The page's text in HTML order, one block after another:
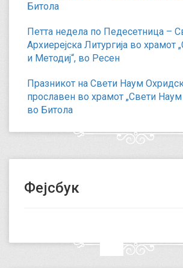
Битола
Петта недела по Педесетница –
Архиерејска Литургија во храмот
и Методиј“, во Ресен
Празникот на Свети Наум
прославен во храмот „Свети
во Битола
Фејсбук